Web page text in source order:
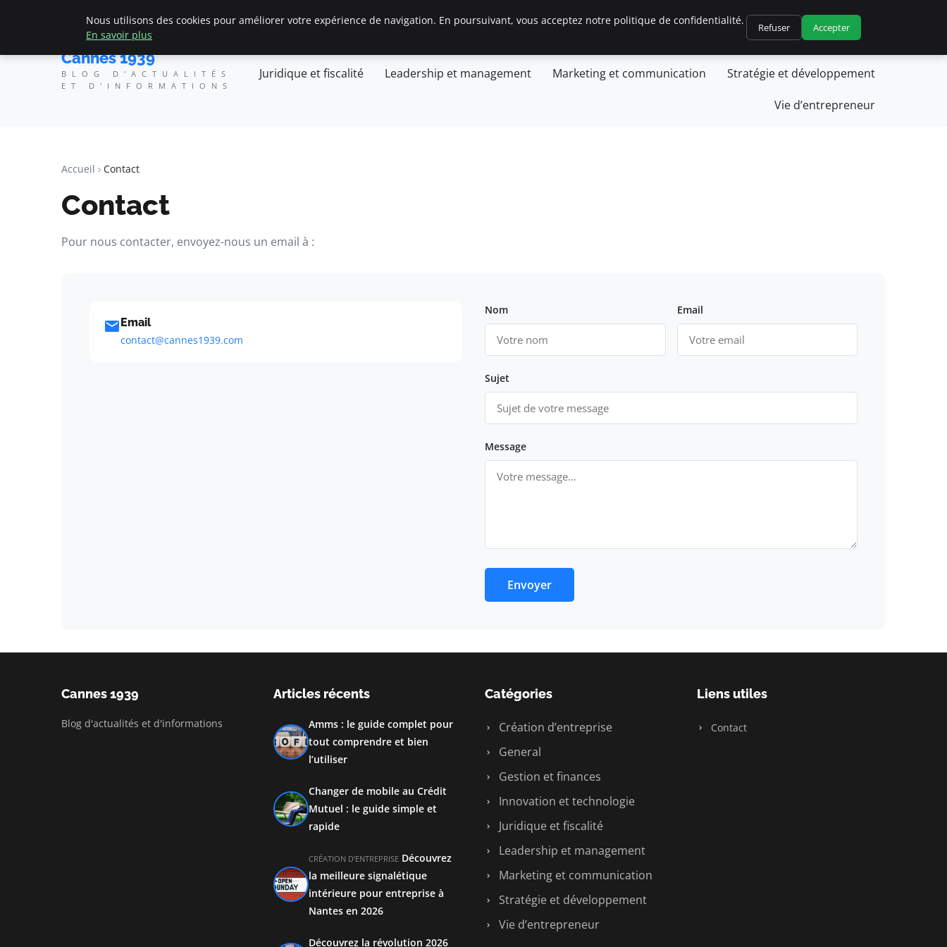
Cannes 1939
BLOG D'ACTUALITÉS
ET D'INFORMATIONS
Innovation et technologie
Juridique et fiscalité Leadership et management Marketing et communication Stratégie et développement
Vie d’entrepreneur
Accueil Contact
Contact
Pour nous contacter, envoyez-nous un email à :
Email
contact@cannes1939.com
Nom Email
Sujet
Message
Envoyer
Cannes 1939
Blog d'actualités et d'informations
Articles récents
Amms : le guide complet pour
tout comprendre et bien
l’utiliser
Changer de mobile au Crédit
Mutuel : le guide simple et
rapide
CRÉATION D’ENTREPRISE Découvrez
la meilleure signalétique
intérieure pour entreprise à
Nantes en 2026
Découvrez la révolution 2026
Catégories
Création d’entreprise
General
Gestion et finances
Innovation et technologie
Juridique et fiscalité
Leadership et management
Marketing et communication
Stratégie et développement
Vie d’entrepreneur
Liens utiles
Contact
Nous utilisons des cookies pour améliorer votre expérience de navigation. En poursuivant, vous acceptez notre politique de confidentialité.
En savoir plus
Refuser Accepter